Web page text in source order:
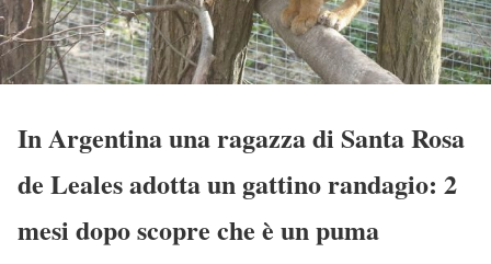
In Argentina una ragazza di Santa Rosa
de Leales adotta un gattino randagio: 2
mesi dopo scopre che è un puma